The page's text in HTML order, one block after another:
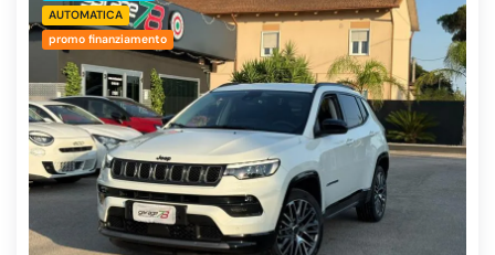
AUTOMATICA
promo finanziamento